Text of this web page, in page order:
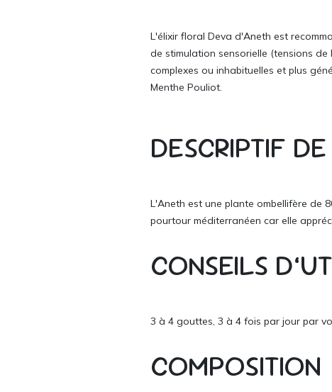
L'élixir floral Deva d'Aneth est
de stimulation sensorielle (tensions
complexes ou inhabituelles et plus
Menthe Pouliot.
DESCRIPTIF
L'Aneth est une plante ombellifère de
pourtour méditerranéen car elle
CONSEILS
3 à 4 gouttes, 3 à 4 fois par jour par
COMPOSITION